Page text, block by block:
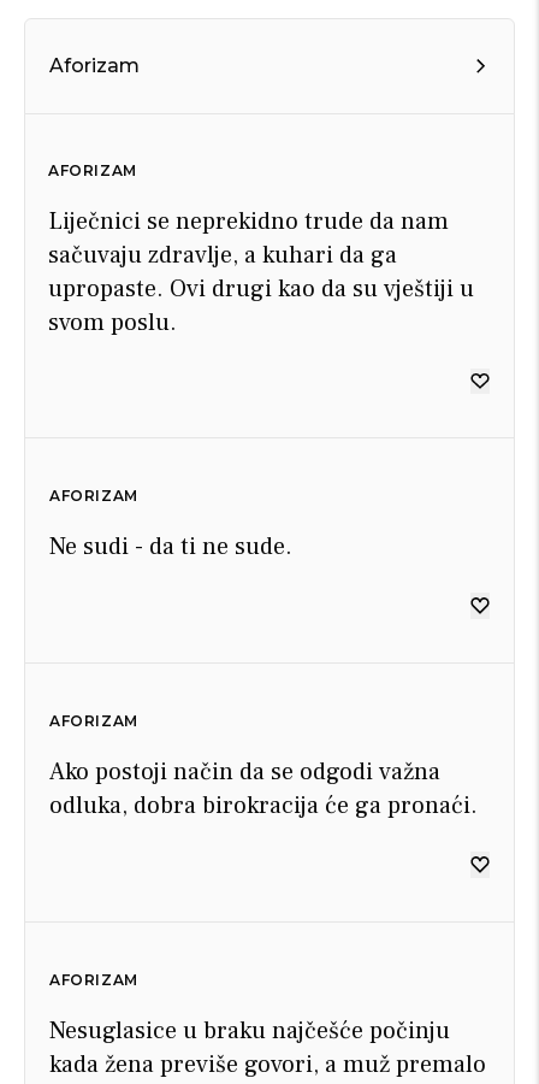
Aforizam
AFORIZAM
Liječnici se neprekidno trude da nam
sačuvaju zdravlje, a kuhari da ga
upropaste. Ovi drugi kao da su vještiji u
svom poslu.
AFORIZAM
Ne sudi - da ti ne sude.
AFORIZAM
Ako postoji način da se odgodi važna
odluka, dobra birokracija će ga pronaći.
AFORIZAM
Nesuglasice u braku najčešće počinju
kada žena previše govori, a muž premalo